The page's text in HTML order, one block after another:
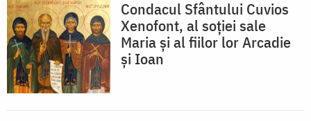
Condacul Sfântului Cuvios
Xenofont, al soţiei sale
Maria şi al fiilor lor Arcadie
şi Ioan